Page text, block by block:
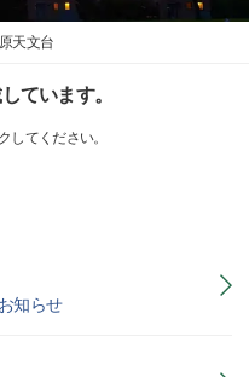
天文台
ています。
してください。
知らせ